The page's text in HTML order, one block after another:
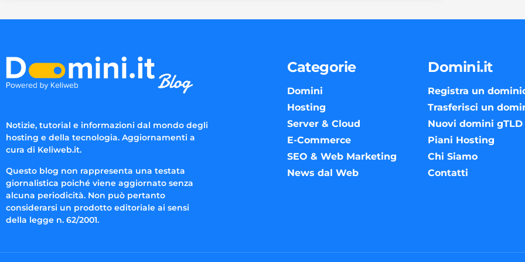
Notizie, tutorial e informazioni dal mondo degli
hosting e della tecnologia. Aggiornamenti a
cura di Keliweb.it.
Questo blog non rappresenta una testata
giornalistica poiché viene aggiornato senza
alcuna periodicità. Non può pertanto
considerarsi un prodotto editoriale ai sensi
della legge n. 62/2001.
Categorie
Domini
Hosting
Server & Cloud
E-Commerce
SEO & Web Marketing
News dal Web
Domini.it
Registra un
Trasferisci un
Nuovi domini gTLD
Piani Hosting
Chi Siamo
Contatti